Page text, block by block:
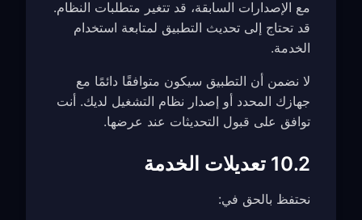
مع الإصدارات السابقة، قد تتغير متطلبات النظام.
قد تحتاج إلى تحديث التطبيق لمتابعة استخدام
الخدمة.
لا نضمن أن التطبيق سيكون متوافقًا دائمًا مع
جهازك المحدد أو إصدار نظام التشغيل لديك. أنت
توافق على قبول التحديثات عند عرضها.
10.2 تعديلات الخدمة
نحتفظ بالحق في: